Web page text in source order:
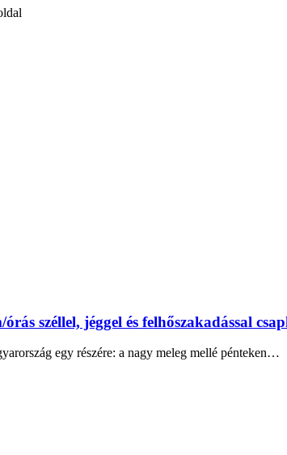
széllel, jéggel és felhőszakadással
egy részére: a nagy meleg mellé pénteken…